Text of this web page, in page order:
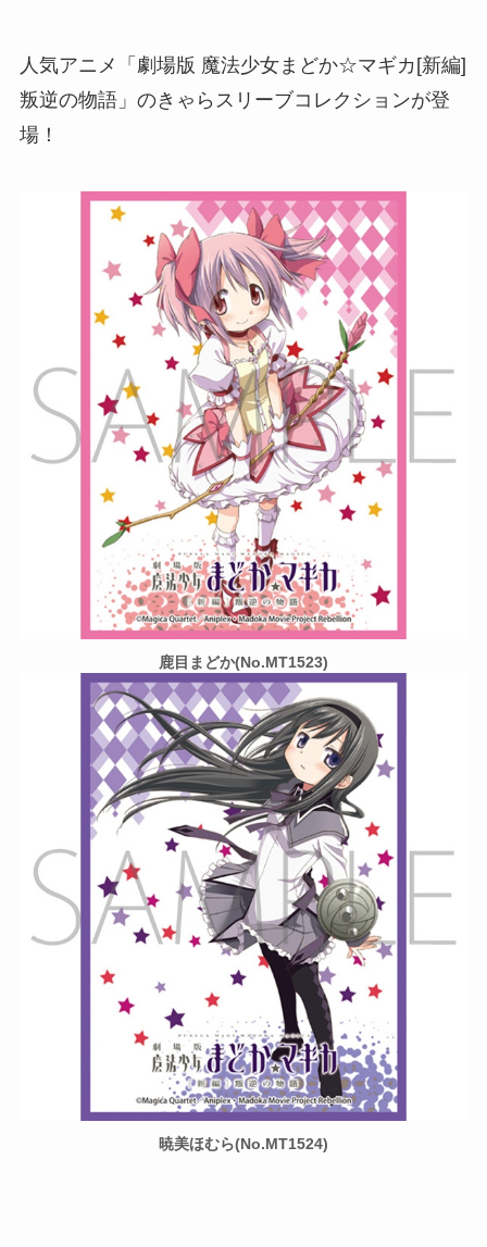
人気アニメ「劇場版 魔法少女まどか☆マギカ[新編]
叛逆の物語」のきゃらスリーブコレクションが登
場！
鹿目まどか(No.MT1523)
暁美ほむら(No.MT1524)